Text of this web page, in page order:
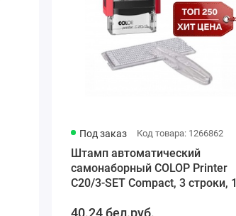
Под заказ Код товара: 1266862
Штамп автоматический
самонаборный COLOP Printer
С20/3-SET Compact, 3 строки, 1
40.24 бел.руб.